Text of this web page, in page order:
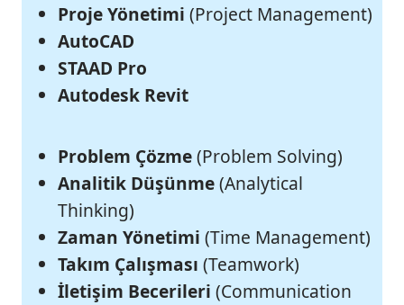
Proje Yönetimi (Project Management)
AutoCAD
STAAD Pro
Autodesk Revit
Problem Çözme(Problem Solving)
Analitik Düşünme(Analytical
Thinking)
Zaman Yönetimi (Time Management)
Takım Çalışması (Teamwork)
İletişim Becerileri (Communication